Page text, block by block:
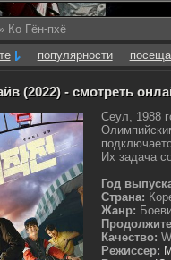
» Ко Гён-пхё
популярности
(2022) - смотреть
Сеул, 1988
Их задача
Год
Страна:
Жанр:
Качество:
Режиссер: